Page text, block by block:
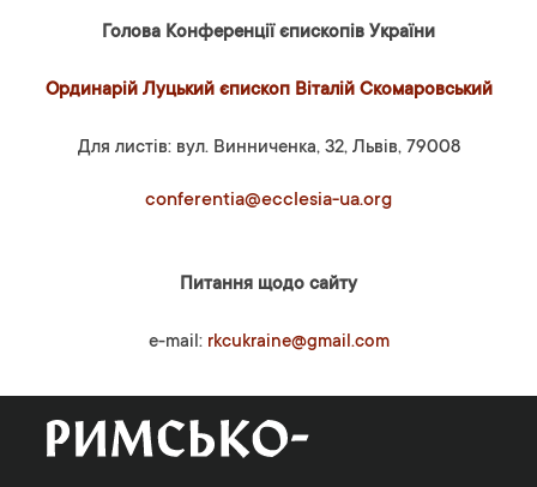
Голова Конференції єпископів України
Ординарій Луцький єпископ Віталій Скомаровський
Для листів: вул. Винниченка, 32, Львів, 79008
conferentia@ecclesia-ua.org
Питання щодо сайту
e-mail: rkcukraine@gmail.com